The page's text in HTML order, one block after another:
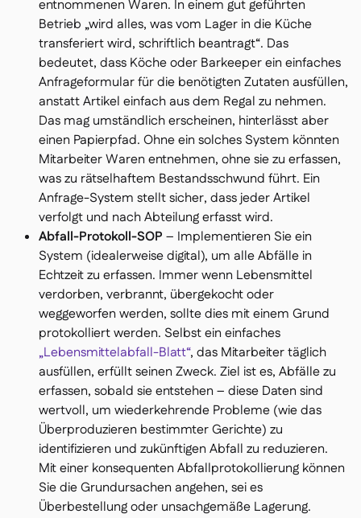
entnommenen Waren. In einem gut geführten
Betrieb „wird alles, was vom Lager in die Küche
transferiert wird, schriftlich beantragt“. Das
bedeutet, dass Köche oder Barkeeper ein einfaches
Anfrageformular für die benötigten Zutaten ausfüllen,
anstatt Artikel einfach aus dem Regal zu nehmen.
Das mag umständlich erscheinen, hinterlässt aber
einen Papierpfad. Ohne ein solches System könnten
Mitarbeiter Waren entnehmen, ohne sie zu erfassen,
was zu rätselhaftem Bestandsschwund führt. Ein
Anfrage-System stellt sicher, dass jeder Artikel
verfolgt und nach Abteilung erfasst wird.
Abfall-Protokoll-SOP – Implementieren Sie ein
System (idealerweise digital), um alle Abfälle in
Echtzeit zu erfassen. Immer wenn Lebensmittel
verdorben, verbrannt, übergekocht oder
weggeworfen werden, sollte dies mit einem Grund
protokolliert werden. Selbst ein einfaches
„Lebensmittelabfall-Blatt“, das Mitarbeiter täglich
ausfüllen, erfüllt seinen Zweck. Ziel ist es, Abfälle zu
erfassen, sobald sie entstehen – diese Daten sind
wertvoll, um wiederkehrende Probleme (wie das
Überproduzieren bestimmter Gerichte) zu
identifizieren und zukünftigen Abfall zu reduzieren.
Mit einer konsequenten Abfallprotokollierung können
Sie die Grundursachen angehen, sei es
Überbestellung oder unsachgemäße Lagerung.